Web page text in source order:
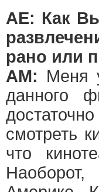
АЕ: Как
рано или
АМ: Меня
данного
смотреть
что